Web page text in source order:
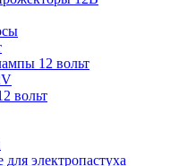
12 вольт
вольт
электропастуха